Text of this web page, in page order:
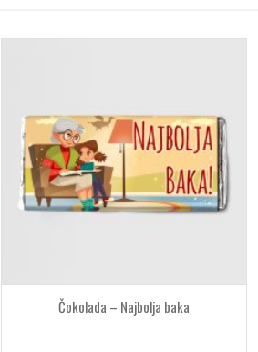
Čokolada – Najbolja baka